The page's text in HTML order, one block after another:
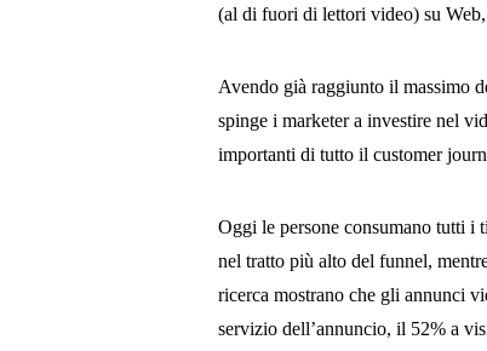
(al di fuori di lettori video) su
Avendo già raggiunto il massimo
spinge i marketer a investire nel
importanti di tutto il customer
Oggi le persone consumano tutti i
nel tratto più alto del funnel,
ricerca mostrano che gli annunci
servizio dell’annuncio, il 52% a